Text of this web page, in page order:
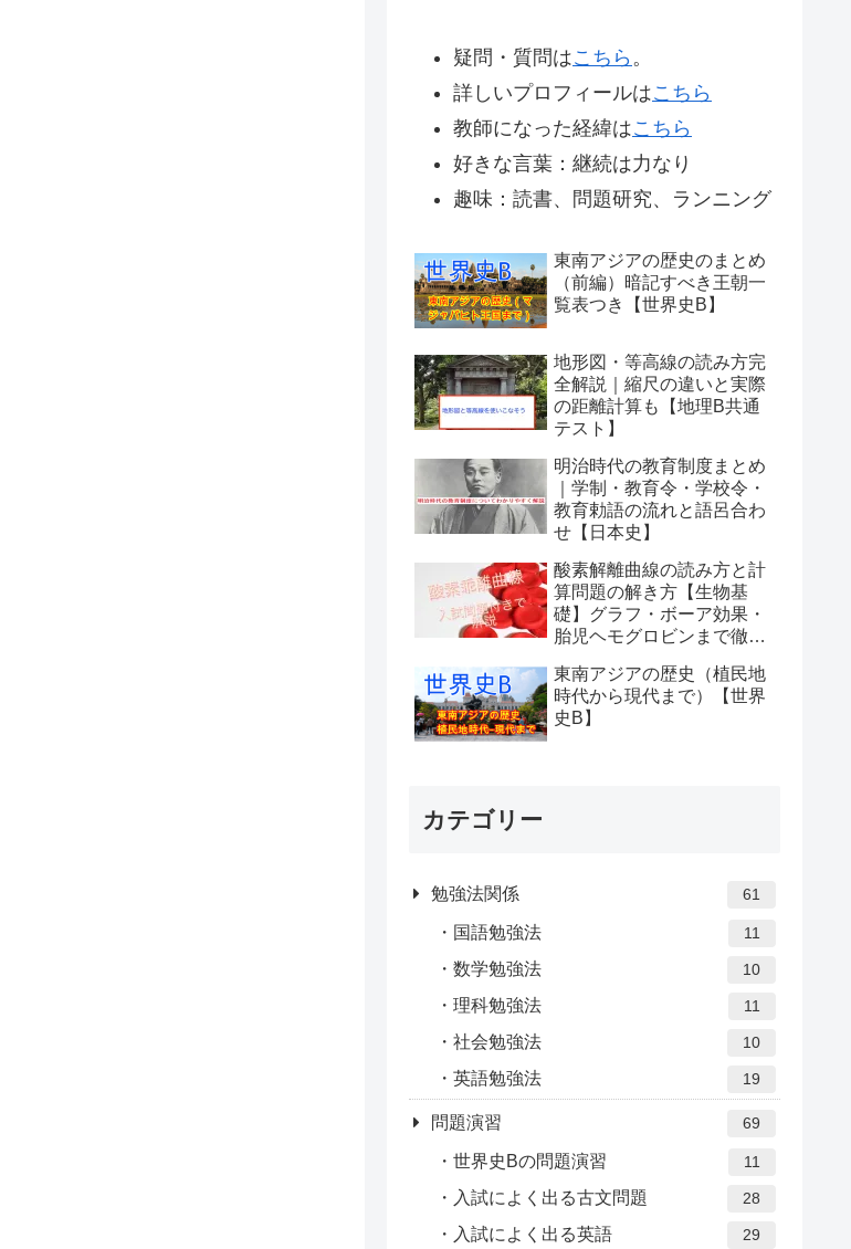
疑問・質問はこちら 。
詳しいプロフィールはこちら
教師になった経緯はこちら
好きな言葉：継続は力なり
趣味：読書、問題研究、ランニング
東南アジアの歴史のまとめ
（前編）暗記すべき王朝一
覧表つき【世界史B】
地形図・等高線の読み方完
全解説｜縮尺の違いと実際
の距離計算も【地理B共通
テスト】
明治時代の教育制度まとめ
｜学制・教育令・学校令・
教育勅語の流れと語呂合わ
せ【日本史】
酸素解離曲線の読み方と計
算問題の解き方【生物基
礎】グラフ・ボーア効果・
胎児ヘモグロビンまで徹底
東南アジアの歴史（植民地
時代から現代まで）【世界
史B】
カテゴリー
勉強法関係 61
国語勉強法 11
数学勉強法 10
理科勉強法 11
社会勉強法 10
英語勉強法 19
問題演習 69
世界史Bの問題演習 11
入試によく出る古文問題 28
入試によく出る英語 29